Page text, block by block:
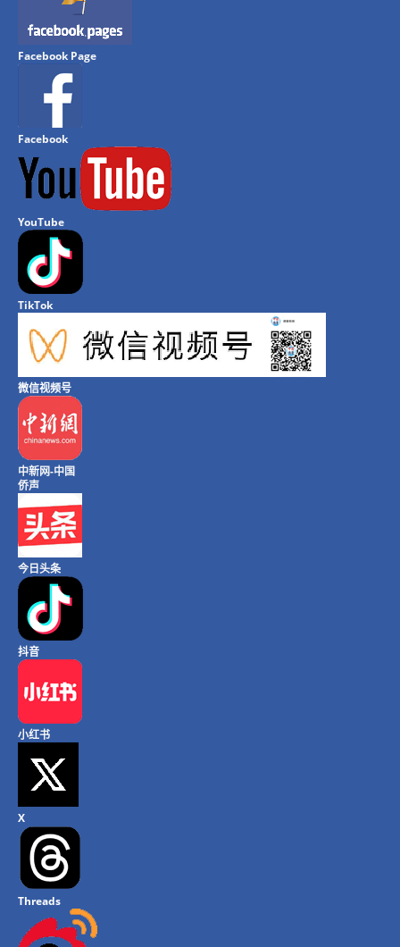
Facebook Page
Facebook
YouTube
TikTok
微信视频号
中新网-中国
侨声
今日头条
抖音
小红书
X
Threads